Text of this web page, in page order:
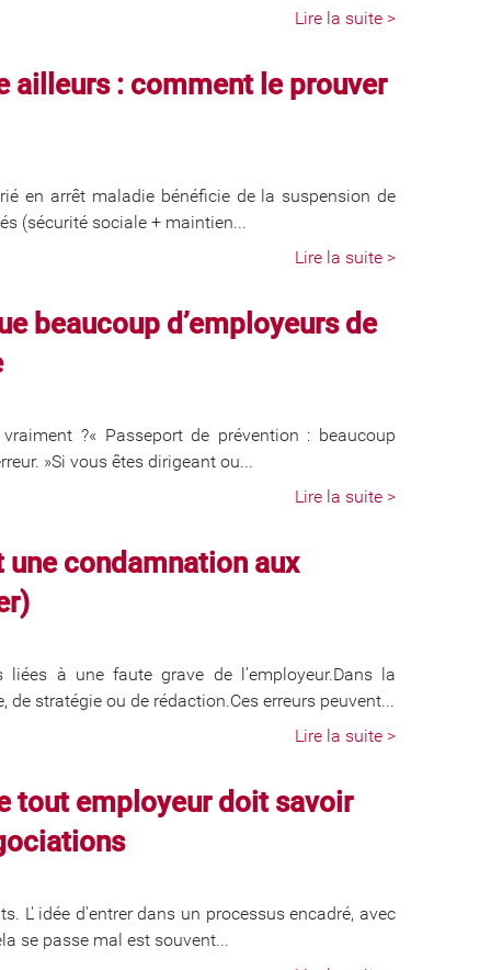
Lire la suite >
ailleurs : comment le prouver
en arrêt maladie bénéficie de la suspension de
(sécurité sociale + maintien...
Lire la suite >
beaucoup d’employeurs de
?« Passeport de prévention : beaucoup
»Si vous êtes dirigeant ou...
Lire la suite >
condamnation aux
à une faute grave de l’employeur.Dans la
de stratégie ou de rédaction.Ces erreurs peuvent...
Lire la suite >
tout employeur doit savoir
L' idée d'entrer dans un processus encadré, avec
se passe mal est souvent...